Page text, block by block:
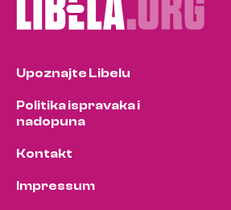
Upoznajte Libelu
Politika ispravaka i
nadopuna
Kontakt
Impressum